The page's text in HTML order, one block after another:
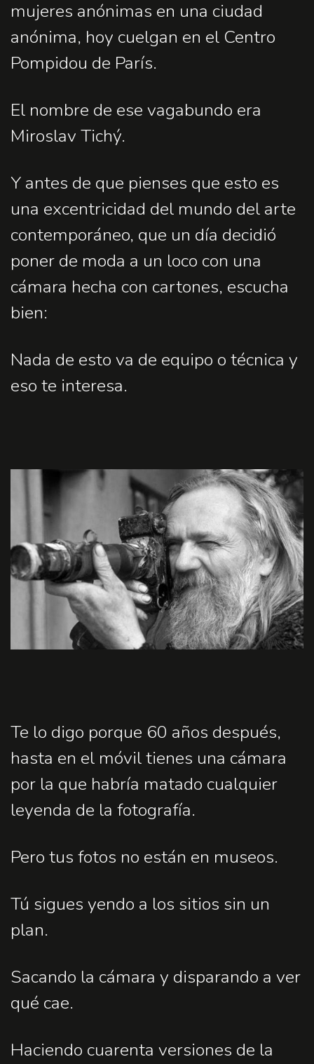
mujeres anónimas en una ciudad
anónima, hoy cuelgan en el Centro
Pompidou de París.
El nombre de ese vagabundo era
Miroslav Tichý.
Y antes de que pienses que esto es
una excentricidad del mundo del arte
contemporáneo, que un día decidió
poner de moda a un loco con una
cámara hecha con cartones, escucha
bien:
Nada de esto va de equipo o técnica y
eso te interesa.
Te lo digo porque 60 años después,
hasta en el móvil tienes una cámara
por la que habría matado cualquier
leyenda de la fotografía.
Pero tus fotos no están en museos.
Tú sigues yendo a los sitios sin un
plan.
Sacando la cámara y disparando a ver
qué cae.
Haciendo cuarenta versiones de la